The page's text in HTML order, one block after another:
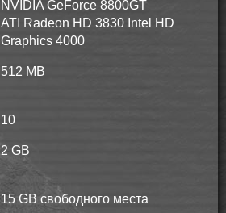
NVIDIA GeForce 8800GT
ATI Radeon HD 3830 Intel HD
Graphics 4000
512 MB
10
2 GB
15 GB свободного места